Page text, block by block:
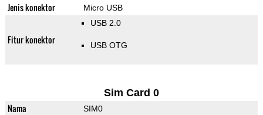
Jenis konektor Micro USB
Fitur konektor
USB 2.0
USB OTG
Sim Card 0
Nama SIM0